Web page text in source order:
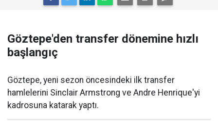
Göztepe'den transfer dönemine hızlı
başlangıç
Göztepe, yeni sezon öncesindeki ilk transfer
hamlelerini Sinclair Armstrong ve Andre Henrique'yi
kadrosuna katarak yaptı.